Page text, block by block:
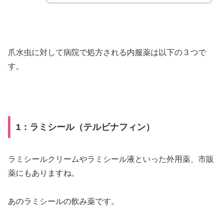
爪水虫に対して病院で処方される内服薬は以下の３つで
す。
1：ラミシール（テルビナフィン）
ラミシールクリームやラミシール液といった外用薬、市販
薬にもありますね。
あのラミシールの飲み薬です。